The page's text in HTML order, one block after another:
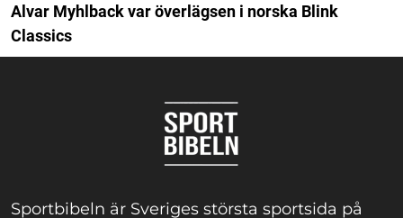
Alvar Myhlback var överlägsen i norska Blink
Classics
Sportbibeln är Sveriges största sportsida på